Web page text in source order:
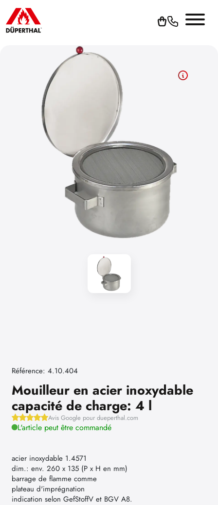
Référence: 4.10.404
Mouilleur en acier inoxydable
capacité de charge: 4 l
Avis Google pour dueperthal.com
L'article peut être commandé
acier inoxydable 1.4571
dim.: env. 260 x 135 (P x H en mm)
barrage de flamme comme
plateau d'imprégnation
indication selon GefStoffV et BGV A8.